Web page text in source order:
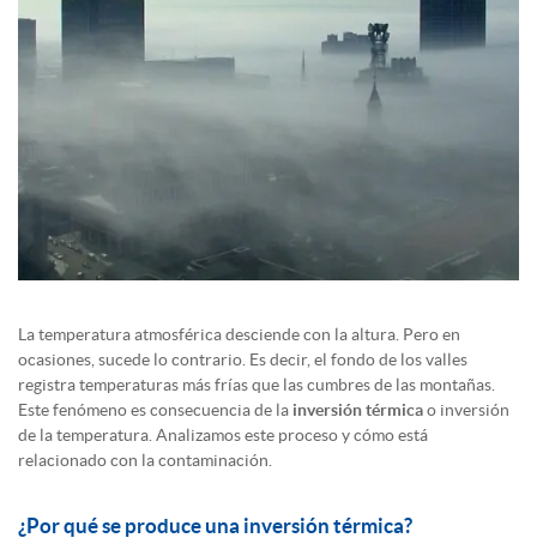
La temperatura atmosférica desciende con la altura. Pero en
ocasiones, sucede lo contrario. Es decir, el fondo de los valles
registra temperaturas más frías que las cumbres de las montañas.
Este fenómeno es consecuencia de la inversión térmicao inversión
de la temperatura. Analizamos este proceso y cómo está
relacionado con la contaminación.
¿Por qué se produce una inversión térmica?